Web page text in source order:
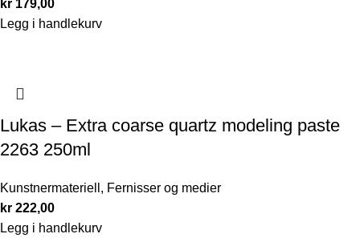
kr 179,00
Legg i handlekurv
Lukas – Extra coarse quartz modeling paste
2263 250ml
Kunstnermateriell , Fernisser og medier
kr 222,00
Legg i handlekurv